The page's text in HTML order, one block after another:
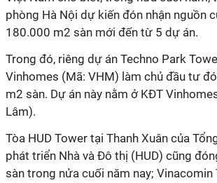
phòng Hà Nội dự kiến đón nhận nguồn
180.000 m2 sàn mới đến từ 5 dự án.
Trong đó, riêng dự án Techno Park
Vinhomes (Mã: VHM) làm chủ đầu tư
m2 sàn. Dự án này nằm ở KĐT
Lâm).
Tòa HUD Tower tại Thanh Xuân của
phát triển Nhà và Đô thị (HUD) cũng
sàn trong nửa cuối năm nay; Vinacomin